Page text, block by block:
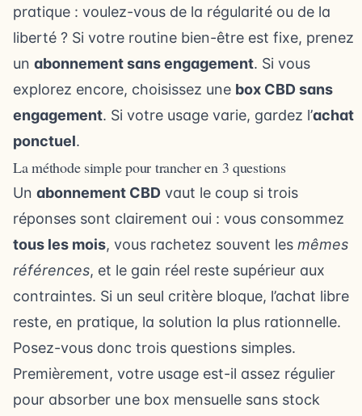
pratique : voulez-vous de la régularité ou de la
liberté ? Si votre routine bien-être est fixe, prenez
un abonnement sans engagement. Si vous
explorez encore, choisissez une box CBD sans
engagement. Si votre usage varie, gardez l’achat
ponctuel.
La méthode simple pour trancher en 3 questions
Un abonnement CBD vaut le coup si trois
réponses sont clairement oui : vous consommez
tous les mois, vous rachetez souvent les mêmes
références, et le gain réel reste supérieur aux
contraintes. Si un seul critère bloque, l’achat libre
reste, en pratique, la solution la plus rationnelle.
Posez-vous donc trois questions simples.
Premièrement, votre usage est-il assez régulier
pour absorber une box mensuelle sans stock